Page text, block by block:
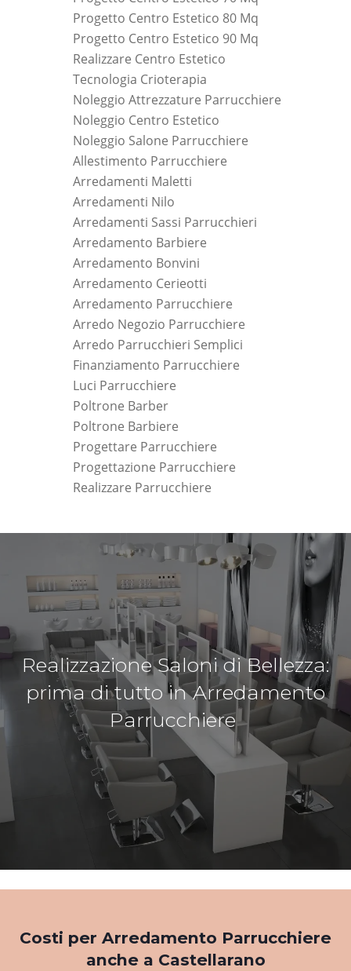
Progetto Centro Estetico 80 Mq
Progetto Centro Estetico 90 Mq
Realizzare Centro Estetico
Tecnologia Crioterapia
Noleggio Attrezzature Parrucchiere
Noleggio Centro Estetico
Noleggio Salone Parrucchiere
Allestimento Parrucchiere
Arredamenti Maletti
Arredamenti Nilo
Arredamenti Sassi Parrucchieri
Arredamento Barbiere
Arredamento Bonvini
Arredamento Cerieotti
Arredamento Parrucchiere
Arredo Negozio Parrucchiere
Arredo Parrucchieri Semplici
Finanziamento Parrucchiere
Luci Parrucchiere
Poltrone Barber
Poltrone Barbiere
Progettare Parrucchiere
Progettazione Parrucchiere
Realizzare Parrucchiere
Realizzazione Saloni di Bellezza:
prima di tutto in Arredamento
Parrucchiere
Costi per Arredamento Parrucchiere
anche a Castellarano